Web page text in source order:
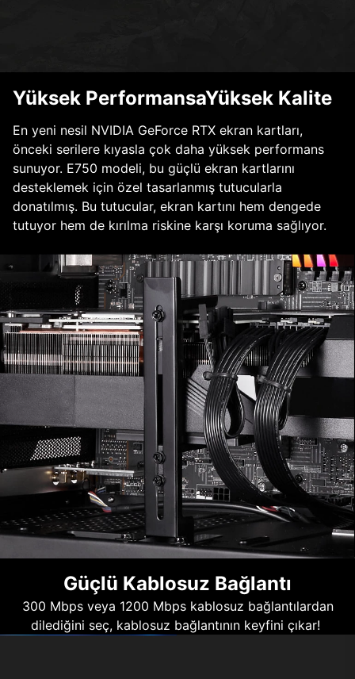
Yüksek PerformansaYüksek Kalite
En yeni nesil NVIDIA GeForce RTX ekran kartları,
önceki serilere kıyasla çok daha yüksek performans
sunuyor. E750 modeli, bu güçlü ekran kartlarını
desteklemek için özel tasarlanmış tutucularla
donatılmış. Bu tutucular, ekran kartını hem dengede
tutuyor hem de kırılma riskine karşı koruma sağlıyor.
Güçlü Kablosuz Bağlantı
300 Mbps veya 1200 Mbps kablosuz bağlantılardan
dilediğini seç, kablosuz bağlantının keyfini çıkar!